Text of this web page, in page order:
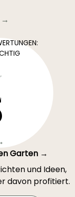
→
Garten →
und Ideen,
davon profitiert.